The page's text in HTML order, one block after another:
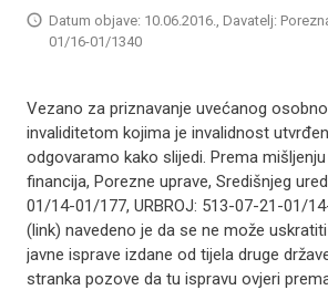
Datum objave: 10.06.2016., Davatelj:
01/16-01/1340
Vezano za priznavanje uvećanog
invaliditetom kojima je invalidnost
odgovaramo kako slijedi. Prema
financija, Porezne uprave, Središnjeg
01/14-01/177, URBROJ: 513-07-21-01/
(link) navedeno je da se ne može
javne isprave izdane od tijela druge
stranka pozove da tu ispravu ovjeri